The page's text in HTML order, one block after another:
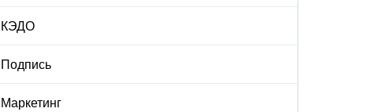
КЭДО
Подпись
Маркетинг